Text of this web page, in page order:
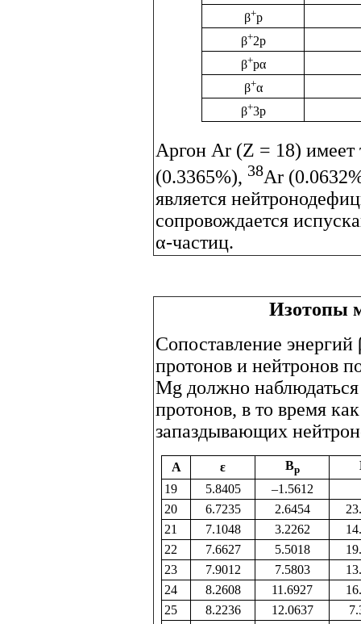
β+p
β+2p
β+pα
β+α
β+3p
Аргон Ar (Z = 18) имеет
(0.3365%), 38Ar
является
сопровождается
α-частиц.
Изотопы
Сопоставление энергий
протонов и нейтронов
Mg должно
протонов, в то время
запаздывающих
A ε Bp
19
5.8405
–1.5612
20
6.7235 2.6454
21
7.1048 3.2262
22
7.6627 5.5018
23
7.9012 7.5803
24
8.2608 11.6927
25
8.2236 12.0637